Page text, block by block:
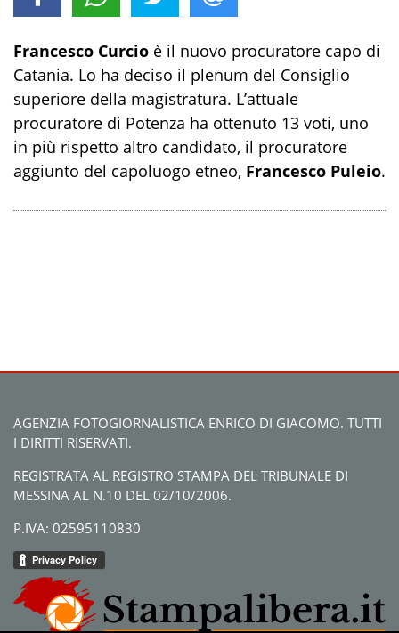
Francesco Curcio è il nuovo procuratore capo di
Catania. Lo ha deciso il plenum del Consiglio
superiore della magistratura. L’attuale
procuratore di Potenza ha ottenuto 13 voti, uno
in più rispetto altro candidato, il procuratore
aggiunto del capoluogo etneo, Francesco Puleio.
AGENZIA FOTOGIORNALISTICA ENRICO DI GIACOMO. TUTTI
I DIRITTI RISERVATI.
REGISTRATA AL REGISTRO STAMPA DEL TRIBUNALE DI
MESSINA AL N.10 DEL 02/10/2006.
P.IVA: 02595110830